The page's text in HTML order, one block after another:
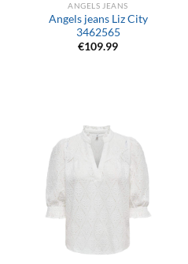
ANGELS JEANS
Angels jeans Liz City
3462565
€109.99